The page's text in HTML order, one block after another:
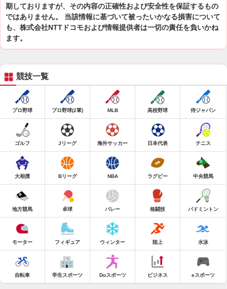
期しておりますが、その内容の正確性および安全性を保証するもの
ではありません。 当該情報に基づいて被ったいかなる損害について
も、株式会社NTTドコモおよび情報提供者は一切の責任を負いかね
ます。
競技一覧
プロ野球 プロ野球(2軍) MLB 高校野球 侍ジャパン
ゴルフ Jリーグ 海外サッカー 日本代表 テニス
大相撲 Bリーグ NBA ラグビー 中央競馬
地方競馬 卓球 バレー 格闘技 バドミントン
モーター フィギュア ウィンター 陸上 水泳
自転車 学生スポーツ Doスポーツ ビジネス eスポーツ